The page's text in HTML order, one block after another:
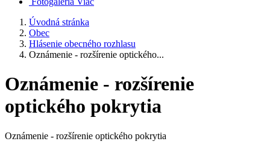
Úvodná stránka
Obec
Hlásenie obecného rozhlasu
Oznámenie - rozšírenie optického...
Oznámenie - rozšírenie
optického pokrytia
Oznámenie - rozšírenie optického pokrytia